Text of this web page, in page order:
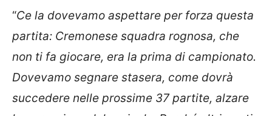
“Ce la dovevamo aspettare per forza questa
partita: Cremonese squadra rognosa, che
non ti fa giocare, era la prima di campionato.
Dovevamo segnare stasera, come dovrà
succedere nelle prossime 37 partite, alzare